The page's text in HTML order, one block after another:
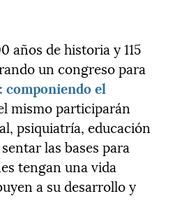
años de historia y 115
un congreso para
componiendo el
mismo participarán
psiquiatría, educación
las bases para
tengan una vida
a su desarrollo y